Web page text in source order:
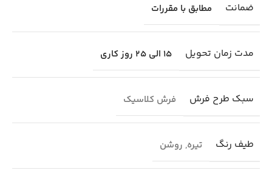
ضمانت مطابق با مقررات
مدت زمان تحویل 15 الی 25 روز کاری
سبک طرح فرش فرش کلاسیک
طیف رنگ تیره, روشن